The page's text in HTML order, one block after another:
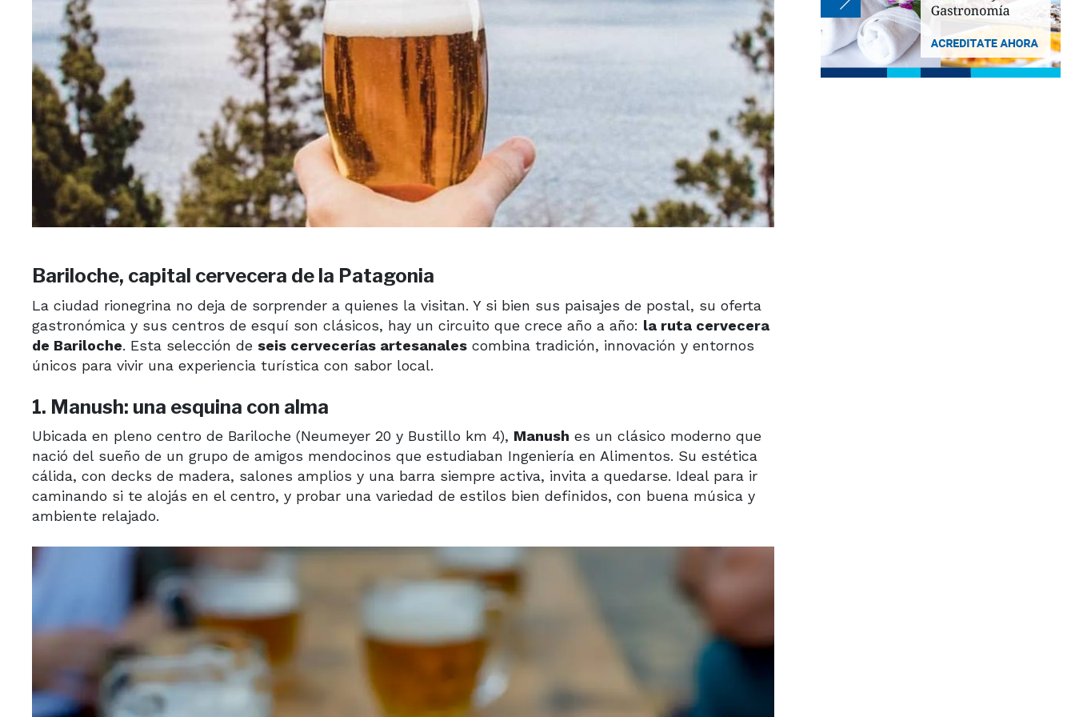
Bariloche, capital cervecera de la Patagonia
La ciudad rionegrina no deja de sorprender a quienes la visitan. Y si bien sus paisajes de postal, su oferta
gastronómica y sus centros de esquí son clásicos, hay un circuito que crece año a año: la ruta cervecera
de Bariloche. Esta selección de seis cervecerías artesanales combina tradición, innovación y entornos
únicos para vivir una experiencia turística con sabor local.
1. Manush: una esquina con alma
Ubicada en pleno centro de Bariloche (Neumeyer 20 y Bustillo km 4), Manush es un clásico moderno que
nació del sueño de un grupo de amigos mendocinos que estudiaban Ingeniería en Alimentos. Su estética
cálida, con decks de madera, salones amplios y una barra siempre activa, invita a quedarse. Ideal para ir
caminando si te alojás en el centro, y probar una variedad de estilos bien definidos, con buena música y
ambiente relajado.